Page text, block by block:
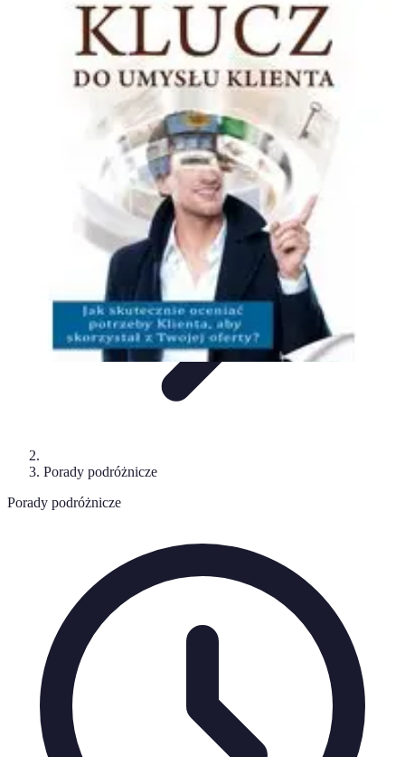
Oferty Wyjazdowe
Zdrowe wakacjeRodzinne Wakacje Aktywne WakacjeRodzinne
Wakacyjne Kierunki
Oferty Wyjazdowe
Porady podróżnicze
Porady podróżnicze